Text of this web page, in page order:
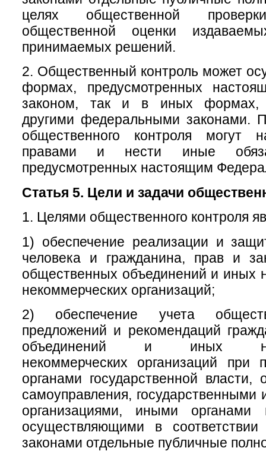
целях общественной
общественной оценки
принимаемых решений.
2. Общественный контроль может
формах, предусмотренных
законом, так и в иных формах,
другими федеральными законами.
общественного контроля могут
правами и нести иные
предусмотренных настоящим
Статья 5. Цели и задачи
1. Целями общественного контроля
1) обеспечение реализации и
человека и гражданина, прав и
общественных объединений и иных
некоммерческих организаций;
2) обеспечение учета
предложений и рекомендаций
объединений и иных
некоммерческих организаций при
органами государственной власти,
самоуправления,
организациями, иными органами
осуществляющими в
законами отдельные публичные